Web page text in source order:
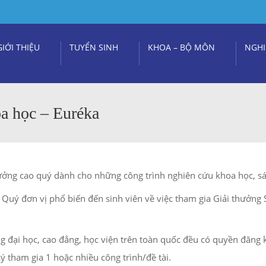
THIỆU TUYỂN SINH KHOA – BỘ MÔN
học – Euréka
cao quý dành cho những công trình nghiên cứu khoa học,
đơn vị phổ biến đến sinh viên về việc tham gia Giải
đại học, cao đẳng, học viện trên toàn quốc đều có quyền
tham gia 1 hoặc nhiều công trình/đề tài.